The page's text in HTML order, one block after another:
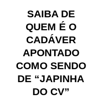
SAIBA DE
QUEM É O
CADÁVER
APONTADO
COMO SENDO
DE “JAPINHA
DO CV”